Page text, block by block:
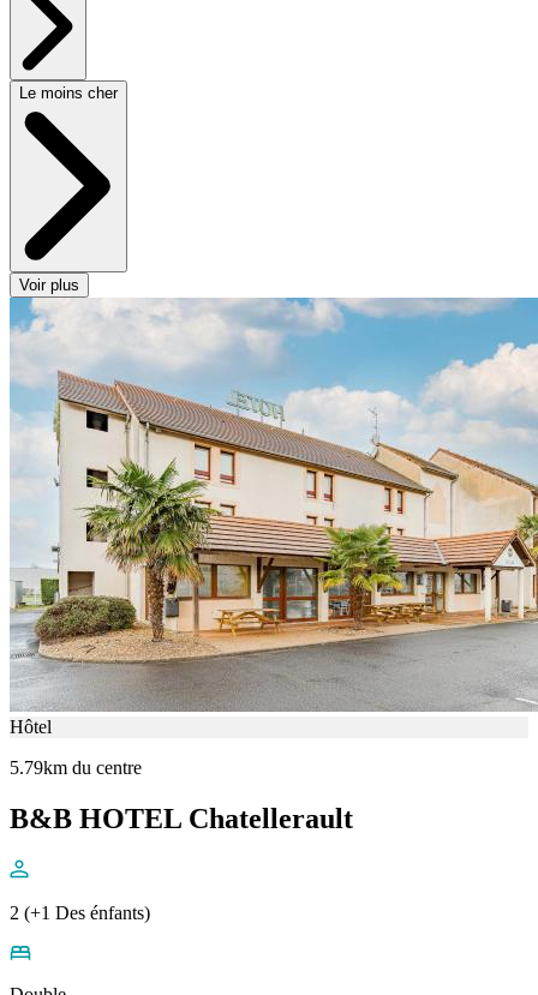
Le moins cher
Voir plus
Hôtel
5.79km du centre
B&B HOTEL Chatellerault
2 (+1 Des énfants)